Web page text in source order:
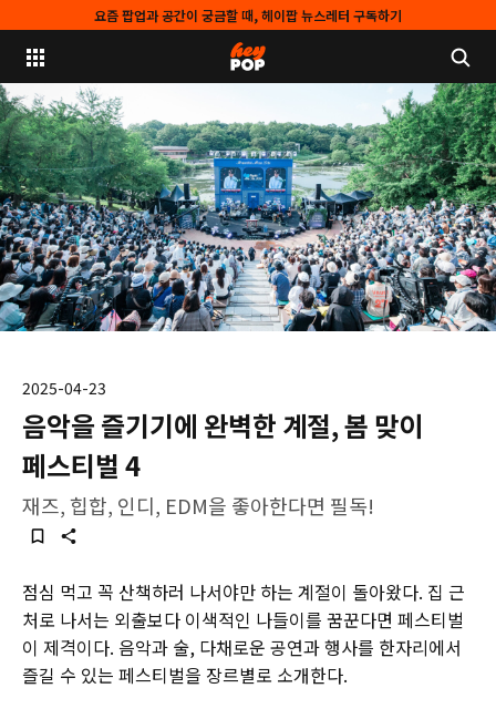
요즘 팝업과 공간이 궁금할 때, 헤이팝 뉴스레터 구독하기
2025-04-23
음악을 즐기기에 완벽한 계절, 봄 맞이
페스티벌 4
재즈, 힙합, 인디, EDM을 좋아한다면 필독!
점심 먹고 꼭 산책하러 나서야만 하는 계절이 돌아왔다. 집 근
처로 나서는 외출보다 이색적인 나들이를 꿈꾼다면 페스티벌
이 제격이다. 음악과 술, 다채로운 공연과 행사를 한자리에서
즐길 수 있는 페스티벌을 장르별로 소개한다.